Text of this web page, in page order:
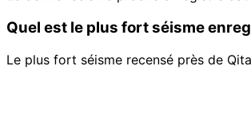
Quel est le plus fort séisme
Le plus fort séisme recensé près de